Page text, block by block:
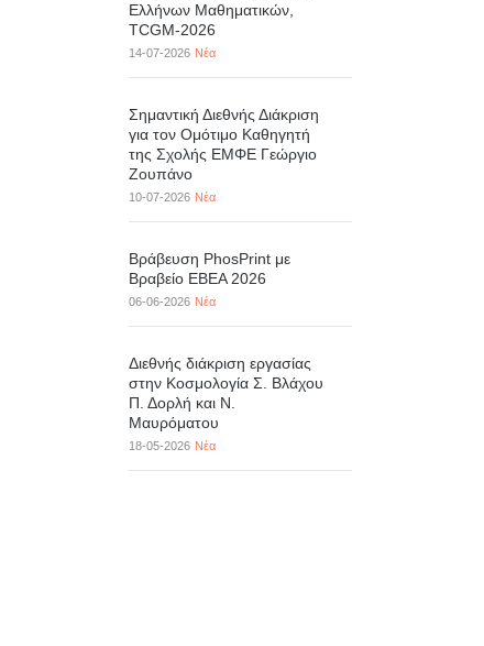
Ελλήνων Μαθηματικών,
TCGM-2026
14-07-2026 Νέα
Σημαντική Διεθνής Διάκριση
για τον Ομότιμο Καθηγητή
της Σχολής ΕΜΦΕ Γεώργιο
Ζουπάνο
10-07-2026 Νέα
Βράβευση PhosPrint με
Βραβείο ΕΒΕΑ 2026
06-06-2026 Νέα
Διεθνής διάκριση εργασίας
στην Κοσμολογία Σ. Βλάχου
Π. Δορλή και Ν.
Μαυρόματου
18-05-2026 Νέα